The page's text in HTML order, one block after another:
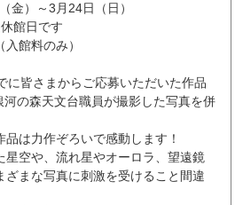
金）～3月24日（日）
日です
館料のみ）
に皆さまからご応募いただいた作品
の森天文台職員が撮影した写真を併
は力作ぞろいで感動します！
星空や、流れ星やオーロラ、望遠鏡
ざまな写真に刺激を受けること間違